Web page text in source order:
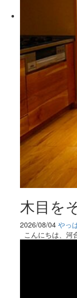
木目を
2026/08/04 やっ
こんにちは、